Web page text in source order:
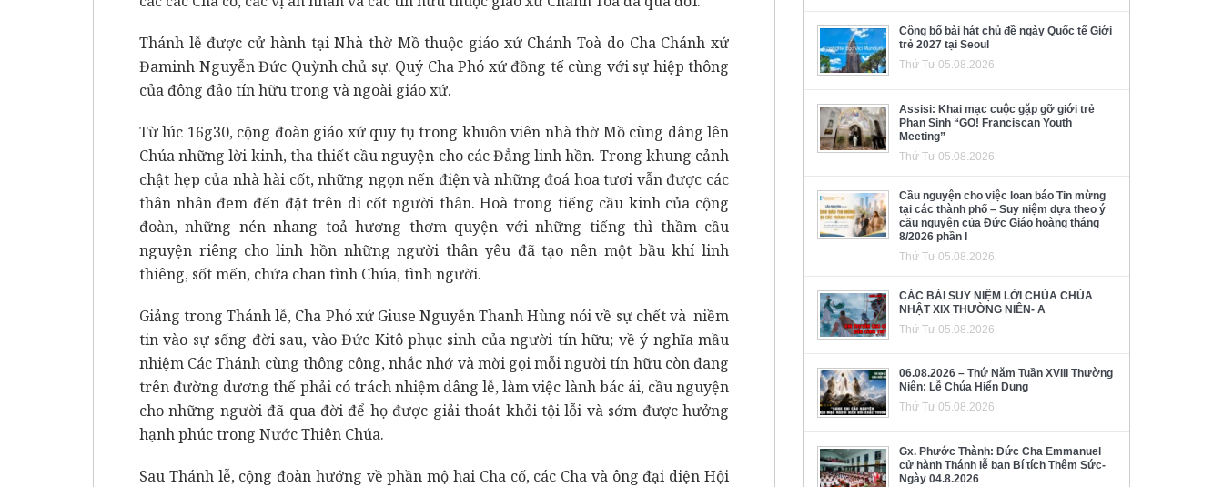
Thánh lễ được cử hành tại Nhà thờ Mồ thuộc giáo xứ Chánh Toà do Cha Chánh xứ
Đaminh Nguyễn Đức Quỳnh chủ sự. Quý Cha Phó xứ đồng tế cùng với sự hiệp thông
của đông đảo tín hữu trong và ngoài giáo xứ.
Từ lúc 16g30, cộng đoàn giáo xứ quy tụ trong khuôn viên nhà thờ Mồ cùng dâng lên
Chúa những lời kinh, tha thiết cầu nguyện cho các Đẳng linh hồn. Trong khung cảnh
chật hẹp của nhà hài cốt, những ngọn nến điện và những đoá hoa tươi vẫn được các
thân nhân đem đến đặt trên di cốt người thân. Hoà trong tiếng cầu kinh của cộng
đoàn, những nén nhang toả hương thơm quyện với những tiếng thì thầm cầu
nguyện riêng cho linh hồn những người thân yêu đã tạo nên một bầu khí linh
thiêng, sốt mến, chứa chan tình Chúa, tình người.
Giảng trong Thánh lễ, Cha Phó xứ Giuse Nguyễn Thanh Hùng nói về sự chết và niềm
tin vào sự sống đời sau, vào Đức Kitô phục sinh của người tín hữu; về ý nghĩa mầu
nhiệm Các Thánh cùng thông công, nhắc nhớ và mời gọi mỗi người tín hữu còn đang
trên đường dương thế phải có trách nhiệm dâng lễ, làm việc lành bác ái, cầu nguyện
cho những người đã qua đời để họ được giải thoát khỏi tội lỗi và sớm được hưởng
hạnh phúc trong Nước Thiên Chúa.
Sau Thánh lễ, cộng đoàn hướng về phần mộ hai Cha cố, các Cha và ông đại diện Hội
Công bố bài hát chủ đề ngày Quốc tế Giới
trẻ 2027 tại Seoul
Thứ Tư 05.08.2026
Assisi: Khai mạc cuộc gặp gỡ giới trẻ
Phan Sinh “GO! Franciscan Youth
Meeting”
Thứ Tư 05.08.2026
Cầu nguyện cho việc loan báo Tin mừng
tại các thành phố – Suy niệm dựa theo ý
cầu nguyện của Đức Giáo hoàng tháng
8/2026 phần I
Thứ Tư 05.08.2026
CÁC BÀI SUY NIỆM LỜI CHÚA CHÚA
NHẬT XIX THƯỜNG NIÊN- A
Thứ Tư 05.08.2026
06.08.2026 – Thứ Năm Tuần XVIII Thường
Niên: Lễ Chúa Hiển Dung
Thứ Tư 05.08.2026
Gx. Phước Thành: Đức Cha Emmanuel
cử hành Thánh lễ ban Bí tích Thêm Sức-
Ngày 04.8.2026